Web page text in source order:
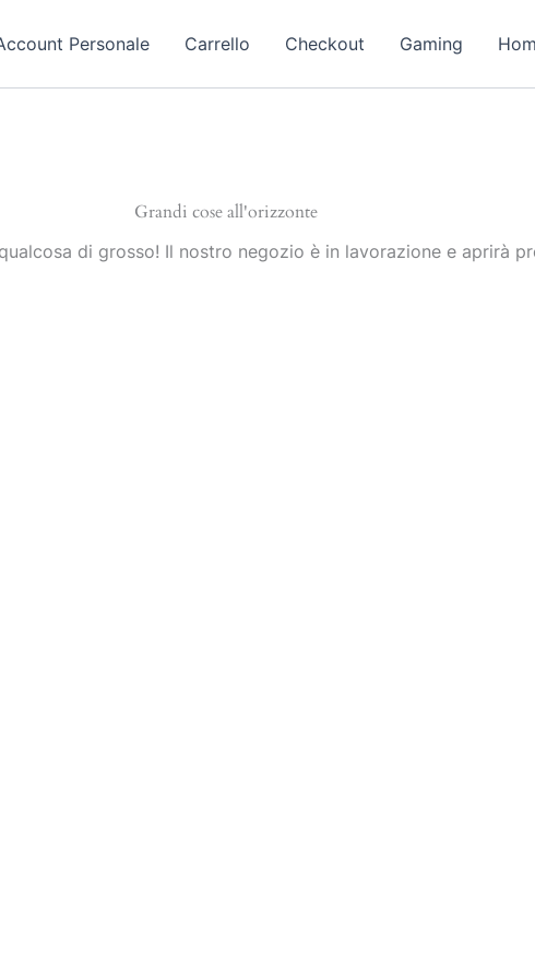
Personale Carrello Checkout Gaming
Grandi cose all'orizzonte
di grosso! Il nostro negozio è in lavorazione e aprirà